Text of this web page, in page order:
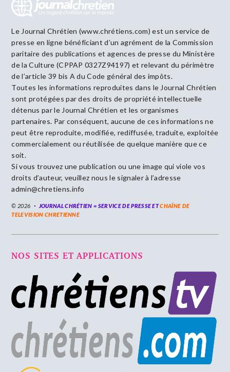
Le Journal Chrétien (www.chrétiens.com) est un service de
presse en ligne bénéficiant d’un agrément de la Commission
paritaire des publications et agences de presse du Ministère
de la Culture (CPPAP 0327Z94197) et relevant du périmètre
de l’article 39 bis A du Code général des impôts.
Toutes les informations reproduites dans le Journal Chrétien
sont protégées par des droits de propriété intellectuelle
détenus par le Journal Chrétien et les organismes
partenaires. Par conséquent, aucune de ces informations ne
peut être reproduite, modifiée, rediffusée, traduite, exploitée
commercialement ou réutilisée de quelque manière que ce
soit.
Si vous trouvez une publication ou une image qui viole vos
droits d’auteur, veuillez nous le signaler à l’adresse
admin@chretiens.info
© 2026 JOURNAL CHRÉTIEN = SERVICE DE PRESSE ETCHAÎNE DE
TELEVISION CHRETIENNE
NOS SITES ET APPLICATIONS